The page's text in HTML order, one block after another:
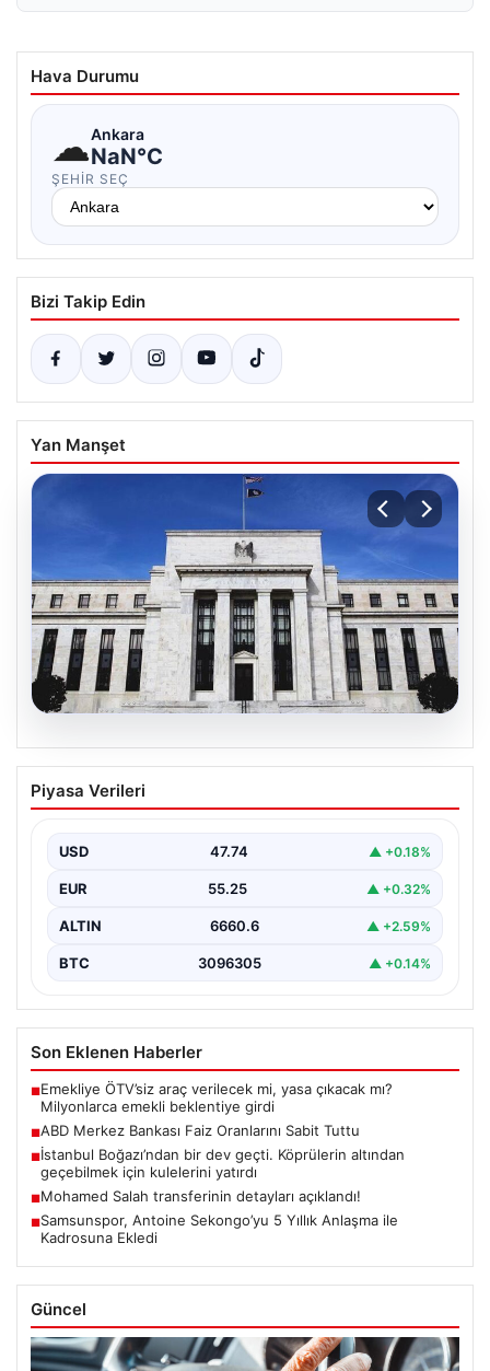
Hava Durumu
☁Ankara
NaN°C
ŞEHIR SEÇ
Bizi Takip Edin
Yan Manşet
07.08.2026
ABD Merkez Bankası Faiz Oranlarını
Sabit Tuttu
uyumlu olarak politika faiz oranını değiştirmeyerek
yüzde…
Piyasa Verileri
USD 47.74 ▲ +0.18%
EUR 55.25 ▲ +0.32%
ALTIN 6660.6 ▲ +2.59%
BTC 3096305 ▲ +0.14%
Son Eklenen Haberler
■Emekliye ÖTV’siz araç verilecek mi, yasa çıkacak mı?
Milyonlarca emekli beklentiye girdi
■ABD Merkez Bankası Faiz Oranlarını Sabit Tuttu
■İstanbul Boğazı’ndan bir dev geçti. Köprülerin altından
geçebilmek için kulelerini yatırdı
■Mohamed Salah transferinin detayları açıklandı!
■Samsunspor, Antoine Sekongo’yu 5 Yıllık Anlaşma ile
Kadrosuna Ekledi
Güncel